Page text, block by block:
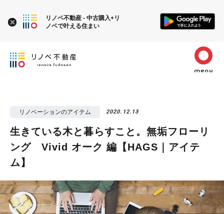
リノベーションのアイテム 2020.12.13
生きている木と暮らすこと。無垢フローリ
ング Vivid オーク 編【HAGS｜アイテ
ム】
リノベ不動産 - 中古購入+リ
ノベで叶える住まい